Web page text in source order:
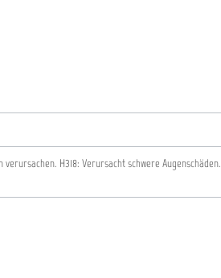
verursachen. H318: Verursacht schwere Augenschäden.